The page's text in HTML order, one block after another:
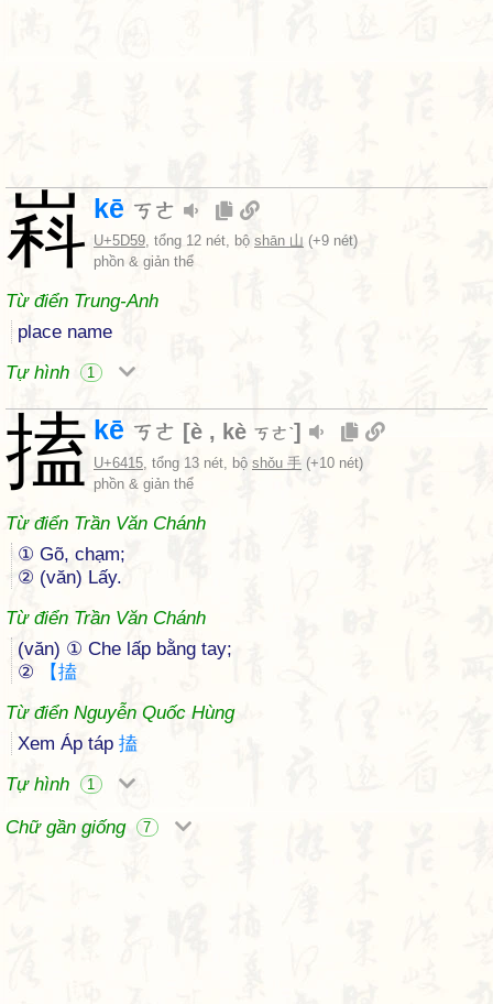
嵙 kē ㄎㄜ
U+5D59, tổng 12 nét, bộ shān 山 (+9 nét)
phồn & giản thể
Từ điển Trung-Anh
place name
Tự hình
1
搕 kē ㄎㄜ [è , kè ㄎㄜˋ]
U+6415, tổng 13 nét, bộ shǒu 手 (+10 nét)
phồn & giản thể
Từ điển Trần Văn Chánh
① Gõ, chạm;
② (văn) Lấy.
Từ điển Trần Văn Chánh
(văn) ① Che lấp bằng tay;
②
【搕
Từ điển Nguyễn Quốc Hùng
Xem Áp táp 搕
Tự hình
1
Chữ gần giống 7